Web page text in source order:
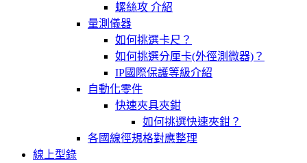
螺絲攻 介紹
量測儀器
如何挑選卡尺？
如何挑選分厘卡(外徑測微器)？
IP國際保護等級介紹
自動化零件
快速夾具夾鉗
如何挑選快速夾鉗？
各國線徑規格對應整理
線上型錄